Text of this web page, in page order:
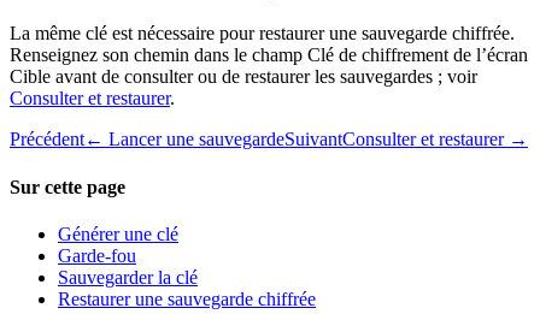
La même clé est nécessaire pour restaurer une sauvegarde chiffrée.
Renseignez son chemin dans le champ Clé de chiffrement de l’écran
Cible avant de consulter ou de restaurer les sauvegardes ; voir
Consulter et restaurer.
Précédent← Lancer une sauvegardeSuivantConsulter et restaurer →
Sur cette page
Générer une clé
Garde-fou
Sauvegarder la clé
Restaurer une sauvegarde chiffrée